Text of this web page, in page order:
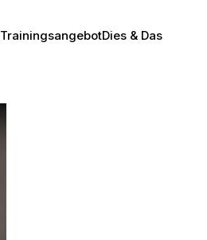
TrainingsangebotDies & Das